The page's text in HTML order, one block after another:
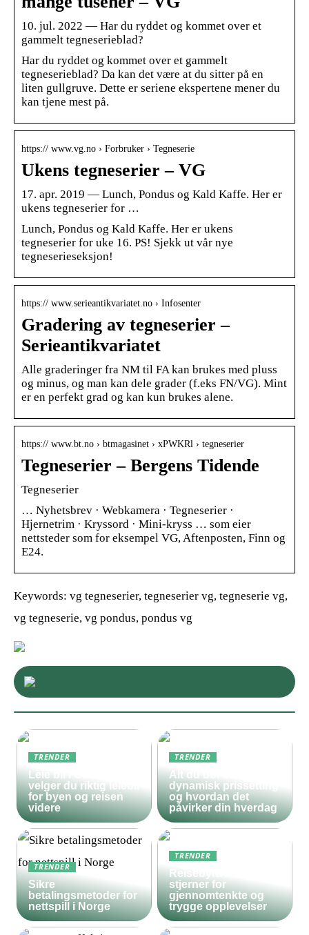
10. jul. 2022 — Har du ryddet og kommet over et
gammelt tegneserieblad?
Har du ryddet og kommet over et gammelt
tegneserieblad? Da kan det være at du sitter på en
liten gullgruve. Dette er seriene ekspertene mener du
kan tjene mest på.
https:// www.vg.no › Forbruker › Tegneserie
Ukens tegneserier – VG
17. apr. 2019 — Lunch, Pondus og Kald Kaffe. Her er
ukens tegneserier for …
Lunch, Pondus og Kald Kaffe. Her er ukens
tegneserier for uke 16. PS! Sjekk ut vår nye
tegneserieseksjon!
https:// www.serieantikvariatet.no › Infosenter
Gradering av tegneserier –
Serieantikvariatet
Alle graderinger fra NM til FA kan brukes med pluss
og minus, og man kan dele grader (f.eks FN/VG). Mint
er en perfekt grad og kan kun brukes alene.
https:// www.bt.no › btmagasinet › xPWKRl › tegneserier
Tegneserier – Bergens Tidende
Tegneserier
… Nyhetsbrev · Webkamera · Tegneserier ·
Hjernetrim · Kryssord · Mini-kryss … som eier
nettsteder som for eksempel VG, Aftenposten, Finn og
E24.
Keywords: vg tegneserier, tegneserier vg, tegneserie vg,
vg tegneserie, vg pondus, pondus vg
TRENDER
Leie bil i Oslo – slik
velger du riktig leiebil
for byen og reisen
videre
TRENDER
Alt du bør vite om
dynamisk prissetting
og hvordan det
påvirker din hverdag
TRENDER
Sikre
betalingsmetoder for
nettspill i Norge
TRENDER
Reisebyrå med 5
stjerner for
gjennomtenkte og
trygge opplevelser